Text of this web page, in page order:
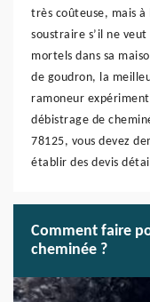
très coûteuse, mais
soustraire s’il ne
mortels dans sa
de goudron, la
ramoneur
débistrage de
78125, vous devez
établir des devis
Comment faire
cheminée ?